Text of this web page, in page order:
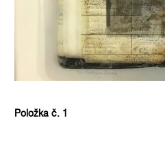
Položka č. 1